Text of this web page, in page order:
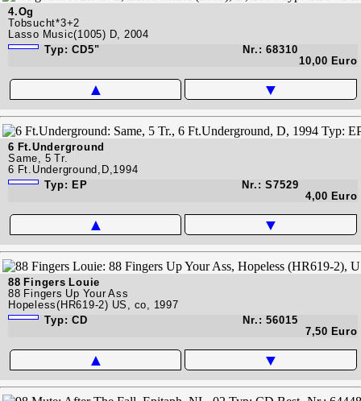
4.Og
Tobsucht*3+2
Lasso Music(1005) D, 2004
Typ: CD5"
Nr.: 68310
10,00 Euro
▲ ▼
6 Ft.Underground
Same, 5 Tr.
6 Ft.Underground,D,1994
Typ: EP
Nr.: S7529
4,00 Euro
▲ ▼
88 Fingers Louie
88 Fingers Up Your Ass
Hopeless(HR619-2) US, co, 1997
Typ: CD
Nr.: 56015
7,50 Euro
▲ ▼